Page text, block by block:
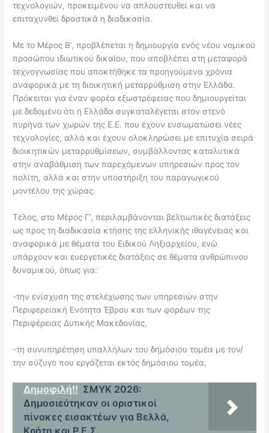
τεχνολογιών, προκειμένου να απλουστευθεί και να
επιταχυνθεί δραστικά η διαδικασία.
Με το Μέρος Β’, προβλέπεται η δημιουργία ενός νέου νομικού
προσώπου ιδιωτικού δικαίου, που αποβλέπει στη μεταφορά
τεχνογνωσίας που αποκτήθηκε τα προηγούμενα χρόνια
αναφορικά με τη διοικητική μεταρρύθμιση στην Ελλάδα.
Πρόκειται για έναν φορέα εξωστρέφειας που δημιουργείται
με δεδομένο ότι η Ελλάδα συγκαταλέγεται στον στενό
πυρήνα των χωρών της Ε.Ε. που έχουν ενσωματώσει νέες
τεχνολογίες, αλλά και έχουν ολοκληρώσει με επιτυχία σειρά
διοικητικών μεταρρυθμίσεων, συμβάλλοντας καταλυτικά
στην αναβάθμιση των παρεχόμενων υπηρεσιών προς τον
πολίτη, αλλά και στην υποστήριξη του παραγωγικού
μοντέλου της χώρας.
Τέλος, στο Μέρος Γ’, περιλαμβάνονται βελτιωτικές διατάξεις
ως προς τη διαδικασία κτήσης της ελληνικής ιθαγένειας και
αναφορικά με θέματα του Ειδικού Ληξιαρχείου, ενώ
υπάρχουν και ευεργετικές διατάξεις σε θέματα ανθρώπινου
δυναμικού, όπως για:
-την ενίσχυση της στελέχωσης των υπηρεσιών στην
Περιφερειακή Ενότητα Έβρου και των φορέων της
Περιφέρειας Δυτικής Μακεδονίας,
-τη συνυπηρέτηση υπαλλήλων του δημόσιου τομέα με τον/
την σύζυγο που εργάζεται εκτός δημόσιου τομέα,
Δημοφιλή!! ΣΜΥΚ 2026:
Δημοσιεύτηκαν οι οριστικοί
πίνακες εισακτέων για Βελλά,
Κρήτη και Ρ.Ε.Σ.